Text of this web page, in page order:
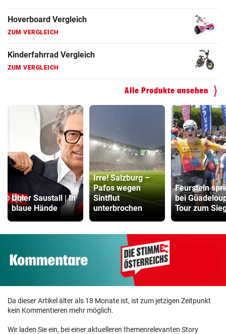
Hoverboard Vergleich
ZUM VERGLEICH
Kinderfahrrad Vergleich
ZUM VERGLEICH
Alle Produkte ansehen
Übler Saustall | In
blaue Hände
Irre! Salzburg –
Pafos wegen
Sintflut
unterbrochen
Feurstein
bei
Tour zum
Da dieser Artikel älter als 18 Monate ist, ist zum jetzigen Zeitpunkt
kein Kommentieren mehr möglich.
Wir laden Sie ein, bei einer aktuelleren themenrelevanten Story